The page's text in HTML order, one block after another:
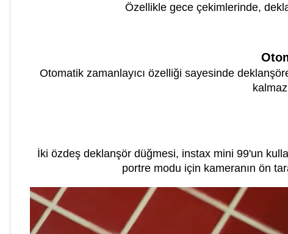
Özellikle gece çekimlerinde,
Otomatik zamanlayıcı özelliği sayesinde
İki özdeş deklanşör düğmesi, instax mini 99'un
portre modu için kameranın ön